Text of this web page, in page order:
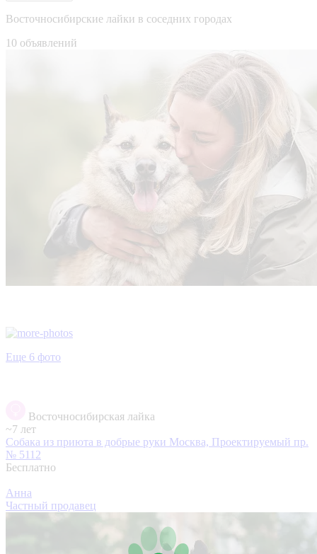
Восточносибирские лайки в соседних городах
10 объявлений
Еще 6 фото
Восточносибирская лайка
~7 лет
Собака из приюта в добрые руки Москва, Проектируемый пр.
№ 5112
Бесплатно
Анна
Частный продавец